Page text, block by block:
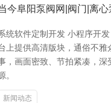
今阜阳泵阀网|阀门|离
统软件定制开发 小程序开
上提供高清版块，通俗不
，画面密致、节拍紧凑，
。
新闻动态